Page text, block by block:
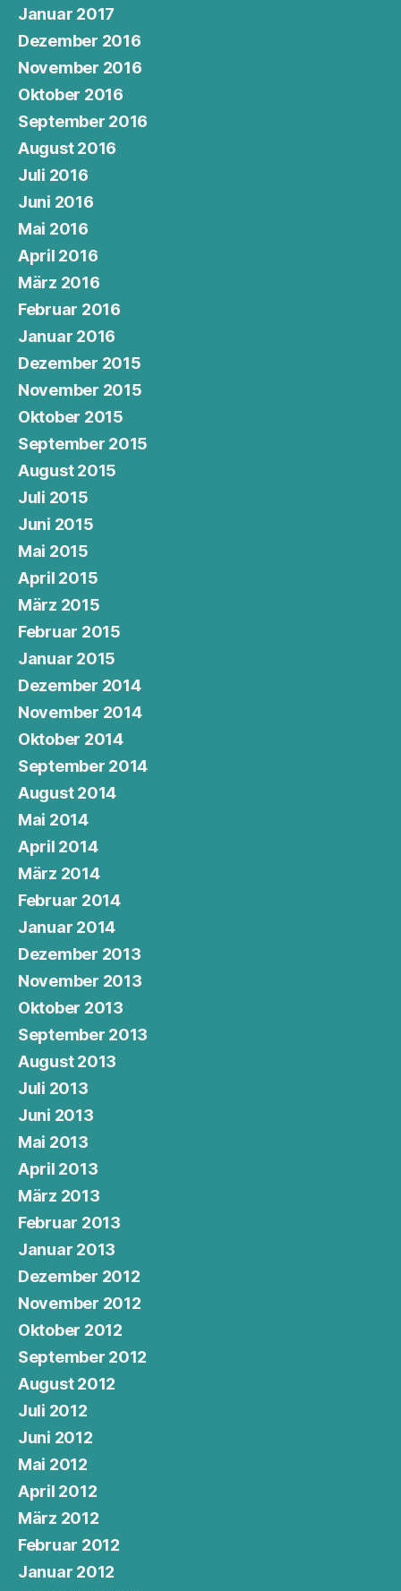
Januar 2017
Dezember 2016
November 2016
Oktober 2016
September 2016
August 2016
Juli 2016
Juni 2016
Mai 2016
April 2016
März 2016
Februar 2016
Januar 2016
Dezember 2015
November 2015
Oktober 2015
September 2015
August 2015
Juli 2015
Juni 2015
Mai 2015
April 2015
März 2015
Februar 2015
Januar 2015
Dezember 2014
November 2014
Oktober 2014
September 2014
August 2014
Mai 2014
April 2014
März 2014
Februar 2014
Januar 2014
Dezember 2013
November 2013
Oktober 2013
September 2013
August 2013
Juli 2013
Juni 2013
Mai 2013
April 2013
März 2013
Februar 2013
Januar 2013
Dezember 2012
November 2012
Oktober 2012
September 2012
August 2012
Juli 2012
Juni 2012
Mai 2012
April 2012
März 2012
Februar 2012
Januar 2012